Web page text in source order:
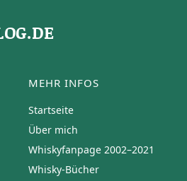
MEHR INFOS
Startseite
Über mich
Whiskyfanpage 2002–2021
Whisky-Bücher